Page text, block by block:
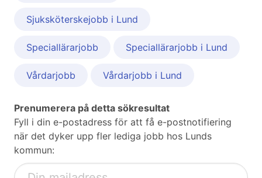
Sjuksköterskejobb i Lund
Speciallärarjobb Speciallärarjobb i Lund
Vårdarjobb Vårdarjobb i Lund
Prenumerera på detta sökresultat
Fyll i din e-postadress för att få e-postnotifiering
när det dyker upp fler lediga jobb hos Lunds
kommun: